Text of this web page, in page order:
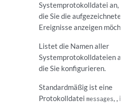
Systemprotokolldatei an,
die Sie die aufgezeichneten
Ereignisse anzeigen
Listet die Namen aller
Systemprotokolldateien
die Sie konfigurieren.
Standardmäßig ist eine
Protokolldateimessages, , im